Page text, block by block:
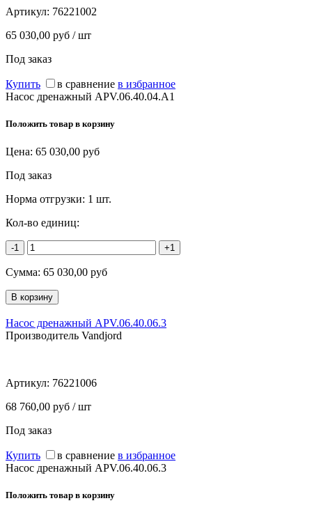
Артикул: 76221002
65 030,00 руб / шт
Под заказ
Купить в сравнение в избранное
Насос дренажный APV.06.40.04.A1
Положить товар в корзину
Цена: 65 030,00 руб
Под заказ
Норма отгрузки: 1 шт.
Кол-во единиц:
-1 +1
Сумма: 65 030,00 руб
Насос дренажный APV.06.40.06.3
Производитель Vandjord
Артикул: 76221006
68 760,00 руб / шт
Под заказ
Купить в сравнение в избранное
Насос дренажный APV.06.40.06.3
Положить товар в корзину